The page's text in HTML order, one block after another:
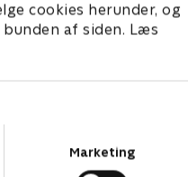
cookies herunder, og
af siden. Læs
Marketing